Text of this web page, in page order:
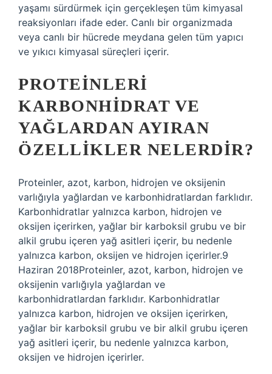
yaşamı sürdürmek için gerçekleşen tüm kimyasal
reaksiyonları ifade eder. Canlı bir organizmada
veya canlı bir hücrede meydana gelen tüm yapıcı
ve yıkıcı kimyasal süreçleri içerir.
PROTEINLERI
KARBONHIDRAT VE
YAĞLARDAN AYIRAN
ÖZELLIKLER NELERDIR?
Proteinler, azot, karbon, hidrojen ve oksijenin
varlığıyla yağlardan ve karbonhidratlardan farklıdır.
Karbonhidratlar yalnızca karbon, hidrojen ve
oksijen içerirken, yağlar bir karboksil grubu ve bir
alkil grubu içeren yağ asitleri içerir, bu nedenle
yalnızca karbon, oksijen ve hidrojen içerirler.9
Haziran 2018Proteinler, azot, karbon, hidrojen ve
oksijenin varlığıyla yağlardan ve
karbonhidratlardan farklıdır. Karbonhidratlar
yalnızca karbon, hidrojen ve oksijen içerirken,
yağlar bir karboksil grubu ve bir alkil grubu içeren
yağ asitleri içerir, bu nedenle yalnızca karbon,
oksijen ve hidrojen içerirler.